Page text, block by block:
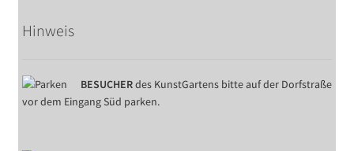
Hinweis
BESUCHERdes KunstGartens bitte auf der Dorfstraße
vor dem Eingang Süd parken.